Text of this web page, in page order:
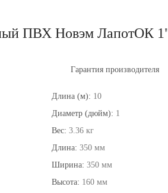
ПВХ Новэм ЛапотОК
Гарантия производителя
Длина (м): 10
Диаметр (дюйм): 1
Вес: 3.36 кг
Длина: 350 мм
Ширина: 350 мм
Высота: 160 мм